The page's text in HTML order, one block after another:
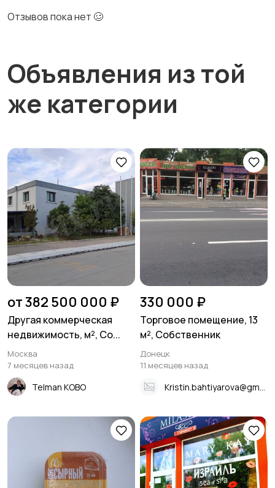
Отзывов пока нет 🥴
Объявления из той
же категории
от 382 500 000 ₽
Другая коммерческая
недвижимость, м², Со...
Москва
7 месяцев назад
Telman KOBO
330 000 ₽
Торговое помещение, 13
м², Собственник
Донецк
11 месяцев назад